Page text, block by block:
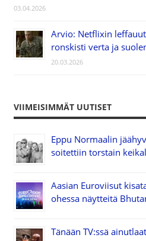
03.04.2026
Arvio: Netflixin
ronskisti verta ja
20.03.2026
VIIMEISIMMÄT UUTISET
Eppu Normaalin
soitettiin torstain
Aasian Euroviisut
ohessa näytteitä
Tänään TV:ssä